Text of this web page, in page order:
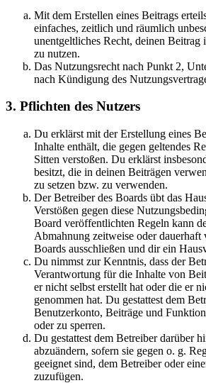
Mit dem Erstellen eines Beitrags
einfaches, zeitlich und räumlich
unentgeltliches Recht, deinen Beitrag
zu nutzen.
Das Nutzungsrecht nach Punkt 2,
nach Kündigung des
3. Pflichten des Nutzers
Du erklärst mit der Erstellung eines
Inhalte enthält, die gegen geltendes
Sitten verstoßen. Du erklärst
besitzt, die in deinen Beiträgen
zu setzen bzw. zu verwenden.
Der Betreiber des Boards übt das
Verstößen gegen diese
Board veröffentlichten Regeln kann
Abmahnung zeitweise oder dauerhaft
Boards ausschließen und dir ein
Du nimmst zur Kenntnis, dass der
Verantwortung für die Inhalte von
er nicht selbst erstellt hat oder die er
genommen hat. Du gestattest dem
Benutzerkonto, Beiträge und
oder zu sperren.
Du gestattest dem Betreiber darüber
abzuändern, sofern sie gegen o. g.
geeignet sind, dem Betreiber oder
zuzufügen.